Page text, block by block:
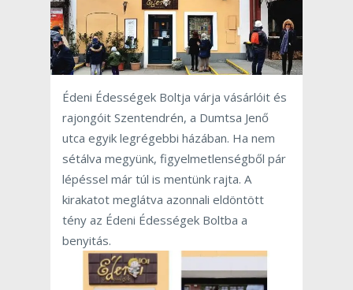
Édeni Édességek Boltja várja vásárlóit és
rajongóit Szentendrén, a Dumtsa Jenő
utca egyik legrégebbi házában. Ha nem
sétálva megyünk, figyelmetlenségből pár
lépéssel már túl is mentünk rajta. A
kirakatot meglátva azonnali eldöntött
tény az Édeni Édességek Boltba a
benyitás.